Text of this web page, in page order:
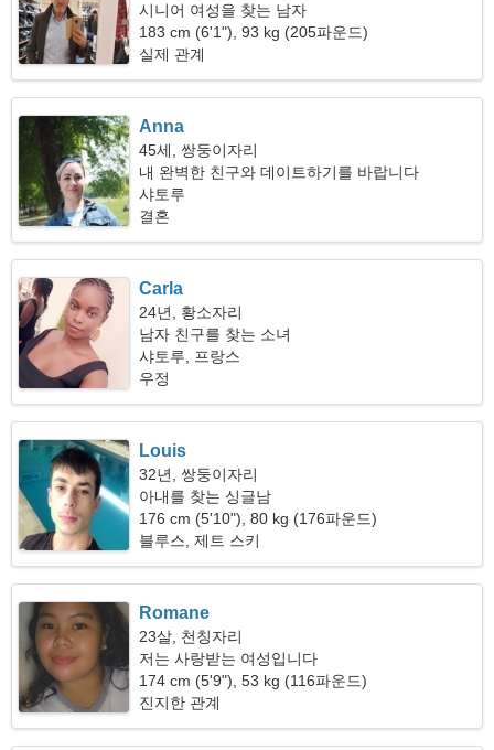
시니어 여성을 찾는 남자
183 cm (6'1"), 93 kg (205파운드)
실제 관계
Anna
45세, 쌍둥이자리
내 완벽한 친구와 데이트하기를 바랍니다
샤토루
결혼
Carla
24년, 황소자리
남자 친구를 찾는 소녀
샤토루, 프랑스
우정
Louis
32년, 쌍둥이자리
아내를 찾는 싱글남
176 cm (5'10"), 80 kg (176파운드)
블루스, 제트 스키
Romane
23살, 천칭자리
저는 사랑받는 여성입니다
174 cm (5'9"), 53 kg (116파운드)
진지한 관계